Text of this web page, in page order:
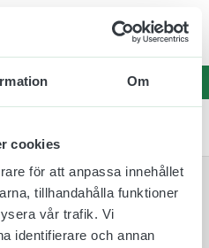
Om
cookies
för att anpassa innehållet
tillhandahålla funktioner
vår trafik. Vi
identifierare och annan
vara något längre än
fram t.o.m v.32☀️